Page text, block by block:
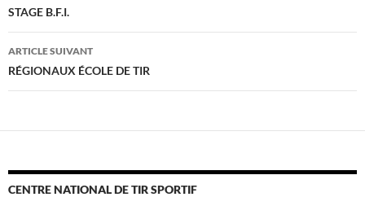
des
articles
STAGE B.F.I.
ARTICLE SUIVANT
RÉGIONAUX ÉCOLE DE TIR
CENTRE NATIONAL DE TIR SPORTIF